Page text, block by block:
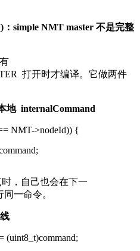
：simple NMT master 不是完整
打开时才编译。它做两件
地 internalCommand
NMT->nodeId)) {
，自己也会在下一
同一命令。
(uint8_t)command;